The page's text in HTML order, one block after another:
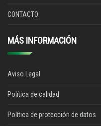
CONTACTO
MÁS INFORMACIÓN
Aviso Legal
Política de calidad
Política de protección de datos